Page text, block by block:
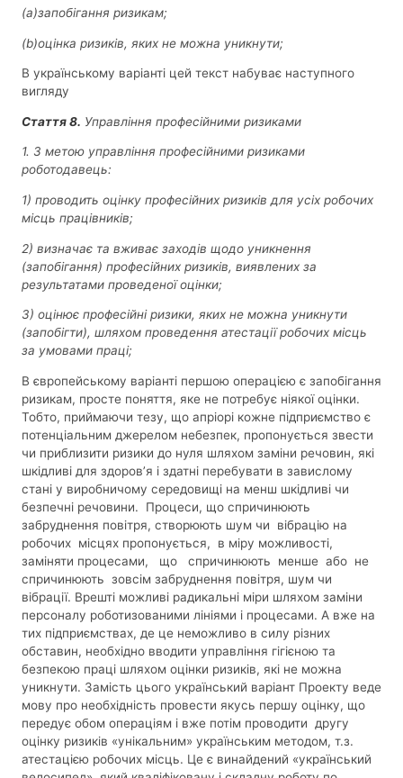
(а)запобігання ризикам;
(b)оцінка ризиків, яких не можна уникнути;
В українському варіанті цей текст набуває наступного
вигляду
Стаття 8. Управління професійними ризиками
1. З метою управління професійними ризиками
роботодавець:
1) проводить оцінку професійних ризиків для усіх робочих
місць працівників;
2) визначає та вживає заходів щодо уникнення
(запобігання) професійних ризиків, виявлених за
результатами проведеної оцінки;
3) оцінює професійні ризики, яких не можна уникнути
(запобігти), шляхом проведення атестації робочих місць
за умовами праці;
В європейському варіанті першою операцією є запобігання
ризикам, просте поняття, яке не потребує ніякої оцінки.
Тобто, приймаючи тезу, що апріорі кожне підприємство є
потенціальним джерелом небезпек, пропонується звести
чи приблизити ризики до нуля шляхом заміни речовин, які
шкідливі для здоров’я і здатні перебувати в завислому
стані у виробничому середовищі на менш шкідливі чи
безпечні речовини. Процеси, що спричинюють
забруднення повітря, створюють шум чи вібрацію на
робочих місцях пропонується, в міру можливості,
заміняти процесами, що спричинюють менше або не
спричинюють зовсім забруднення повітря, шум чи
вібрації. Врешті можливі радикальні міри шляхом заміни
персоналу роботизованими лініями і процесами. А вже на
тих підприємствах, де це неможливо в силу різних
обставин, необхідно вводити управління гігієною та
безпекою праці шляхом оцінки ризиків, які не можна
уникнути. Замість цього український варіант Проекту веде
мову про необхідність провести якусь першу оцінку, що
передує обом операціям і вже потім проводити другу
оцінку ризиків «унікальним» українським методом, т.з.
атестацією робочих місць. Це є винайдений «український